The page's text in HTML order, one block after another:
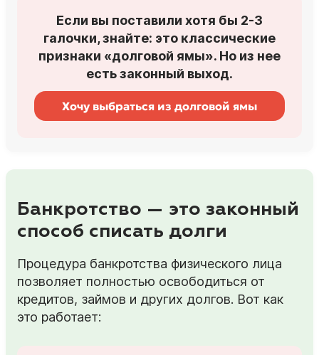
Если вы поставили хотя бы 2-3
галочки, знайте: это классические
признаки «долговой ямы». Но из нее
есть законный выход.
Хочу выбраться из долговой ямы
Банкротство — это законный
способ списать долги
Процедура банкротства физического лица
позволяет полностью освободиться от
кредитов, займов и других долгов. Вот как
это работает: